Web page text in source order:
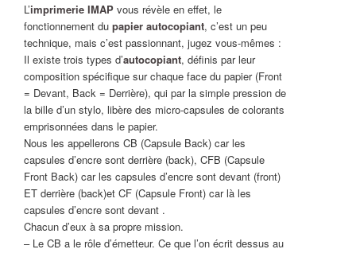
L’imprimerie IMAPvous révèle en effet, le
fonctionnement du papier autocopiant, c’est un peu
technique, mais c’est passionnant, jugez vous-mêmes :
Il existe trois types d’autocopiant, définis par leur
composition spécifique sur chaque face du papier (Front
= Devant, Back = Derrière), qui par la simple pression de
la bille d’un stylo, libère des micro-capsules de colorants
emprisonnées dans le papier.
Nous les appellerons CB (Capsule Back) car les
capsules d’encre sont derrière (back), CFB (Capsule
Front Back) car les capsules d’encre sont devant (front)
ET derrière (back)et CF (Capsule Front) car là les
capsules d’encre sont devant .
Chacun d’eux à sa propre mission.
– Le CB a le rôle d’émetteur. Ce que l’on écrit dessus au